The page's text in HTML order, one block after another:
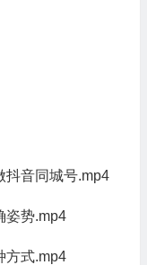
抖音同城号.mp4
姿势.mp4
方式.mp4